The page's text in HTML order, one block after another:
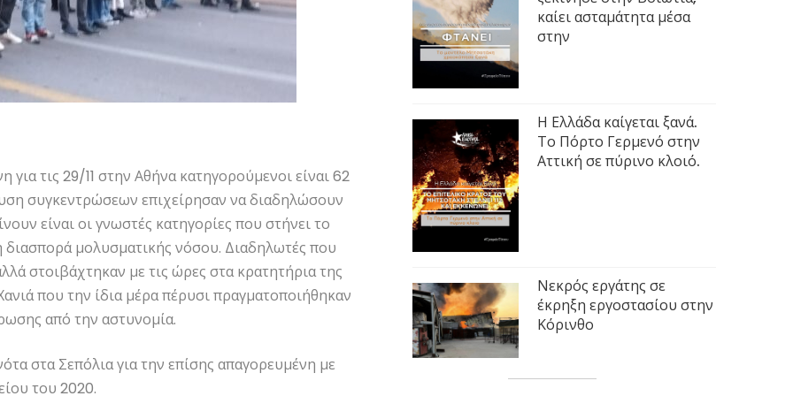
τις 29/11 στην Αθήνα κατηγορούμενοι είναι 62
συγκεντρώσεων επιχείρησαν να διαδηλώσουν
είναι οι γνωστές κατηγορίες που στήνει το
μολυσματικής νόσου. Διαδηλωτές που
στοιβάχτηκαν με τις ώρες στα κρατητήρια της
που την ίδια μέρα πέρυσι πραγματοποιήθηκαν
από την αστυνομία.
στα Σεπόλια για την επίσης απαγορευμένη με
του 2020.
καίει ασταμάτητα μέσα
στην
Η Ελλάδα καίγεται ξανά.
Το Πόρτο Γερμενό στην
Αττική σε πύρινο κλοιό.
Νεκρός εργάτης σε
έκρηξη εργοστασίου στην
Κόρινθο